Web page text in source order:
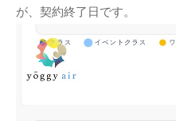
が、契約終了日です。